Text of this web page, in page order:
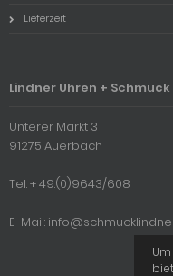
Lieferzeit
Lindner Uhren + Schmuck
Unterer Markt 3
91275 Auerbach
Tel: + 49.(0)9643/608
E-Mail: